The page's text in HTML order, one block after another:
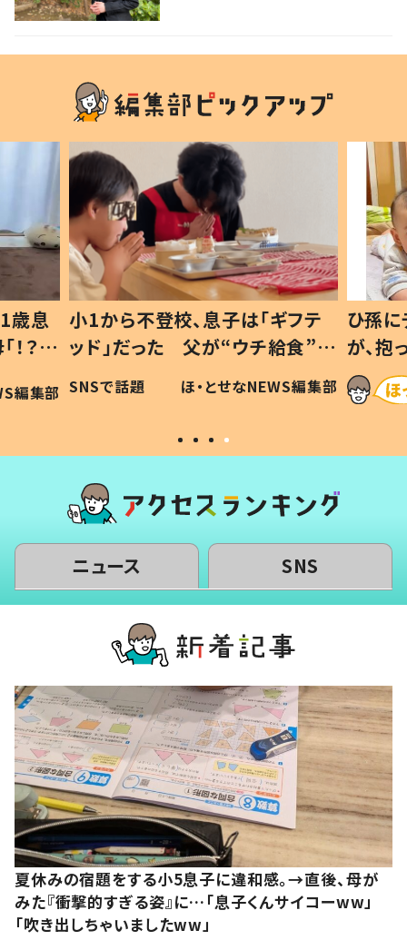
歳息
？」
編集部
小1から不登校、息子は「ギフテ
ッド」だった 父が“ウチ給食”を
作り続ける理由とは #令和の親
#令和の子
SNSで話題 ほ・とせなNEWS編集部
ひ孫
が、
「涙が
い」
ニュース SNS
夏休みの宿題をする小5息子に違和感。→直後、母が
みた『衝撃的すぎる姿』に…「息子くんサイコーww」
「吹き出しちゃいましたww」